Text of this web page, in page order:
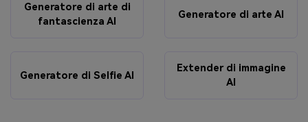
Generatore di arte di
fantascienza AI
Generatore di arte AI
Generatore di Selfie AI
Extender di immagine
AI